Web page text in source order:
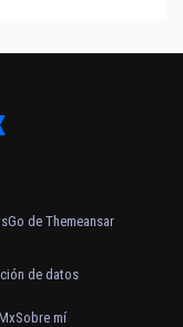
de Themeansar
de datos
Sobre mí